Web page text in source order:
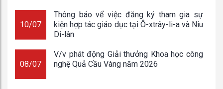
10/07
Thông báo vể việc đăng ký tham gia sự
kiện hợp tác giáo dục tại Ô-xtrây-li-a và Niu
Di-lân
08/07
V/v phát động Giải thưởng Khoa học công
nghệ Quả Cầu Vàng năm 2026